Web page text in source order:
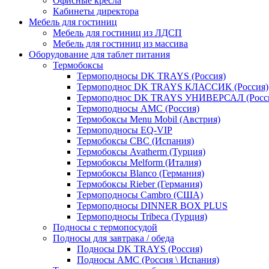
Кабинеты директора
Мебель для гостиниц
Мебель для гостиниц из ЛДСП
Мебель для гостиниц из массива
Оборудование для таблет питания
Термобоксы
Термоподносы DK TRAYS (Россия)
Термоподнос DK TRAYS КЛАССИК (Россия)
Термоподнос DK TRAYS УНИВЕРСАЛ
Термоподносы AMC (Россия)
Термобоксы Menu Mobil (Австрия)
Термоподносы EQ-VIP
Термобоксы CBC (Испания)
Термобоксы Avatherm (Турция)
Термобоксы Melform (Италия)
Термобоксы Blanco (Германия)
Термобоксы Rieber (Германия)
Термоподносы Cambro (США)
Термоподносы DINNER BOX PLUS
Термоподносы Tribeca (Турция)
Подносы с термопосудой
Подносы для завтрака / обеда
Подносы DK TRAYS (Россия)
Подносы AMC (Россия \ Испания)